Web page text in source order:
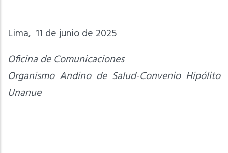
Lima, 11 de junio de 2025
Oficina de Comunicaciones
Organismo Andino de Salud-Convenio Hipólito
Unanue